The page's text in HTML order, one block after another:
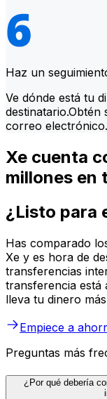
Haz un
Ve dónde está tu
correo electrónico.
Xe cuenta
millones en
¿Listo para
Has comparado
Xe y es hora de
transferencias
transferencia
lleva tu dinero
Empiece a
Preguntas más
¿Por qué debería